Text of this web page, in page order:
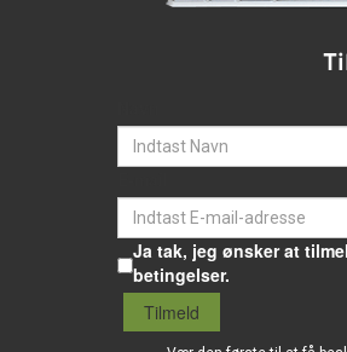
Ja tak, jeg ønsker at
betingelser.
Tilmeld